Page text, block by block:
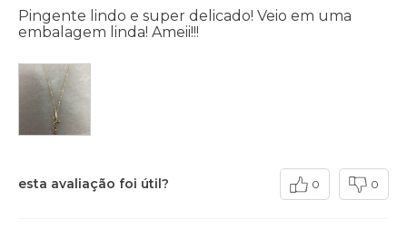
Pingente lindo e super delicado! Veio em uma
embalagem linda! Ameii!!!
esta avaliação foi útil? 0 0